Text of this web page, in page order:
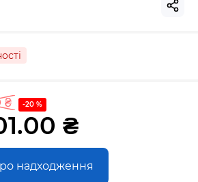
₴ -20 %
₴
надходження